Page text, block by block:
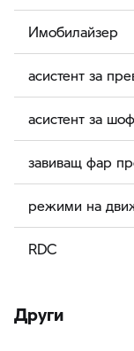
Имобилайзер
асистент за
асистент за
завиващ фар
режими на
RDC
Други